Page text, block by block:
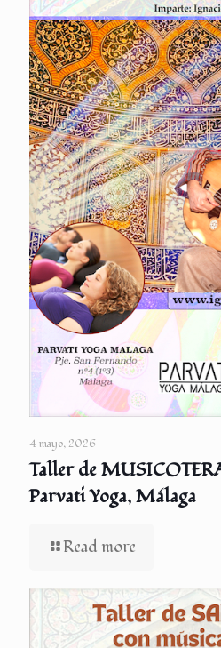
4 mayo, 2026
Taller de
Parvati Yoga, Málaga
Read more